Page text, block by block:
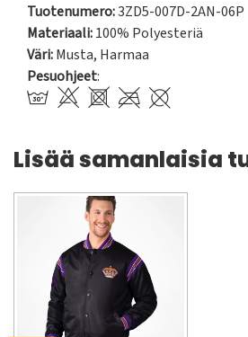
Tuotenumero:3ZD5-007D-2AN-06P
Materiaali:100% Polyesteriä
Väri:Musta, Harmaa
Pesuohjeet:
Lisää samanlaisia